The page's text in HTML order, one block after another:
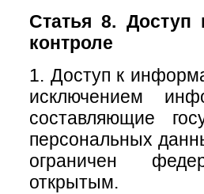
Статья 8.
контроле
1. Доступ к
исключением
составляющие
персональных
ограничен
открытым.